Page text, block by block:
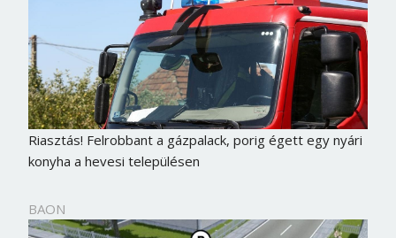
Riasztás! Felrobbant a gázpalack, porig égett egy nyári
konyha a hevesi településen
BAON